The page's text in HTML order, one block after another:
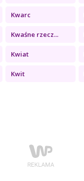
Kwarc
Kwaśne rzecz...
Kwiat
Kwit